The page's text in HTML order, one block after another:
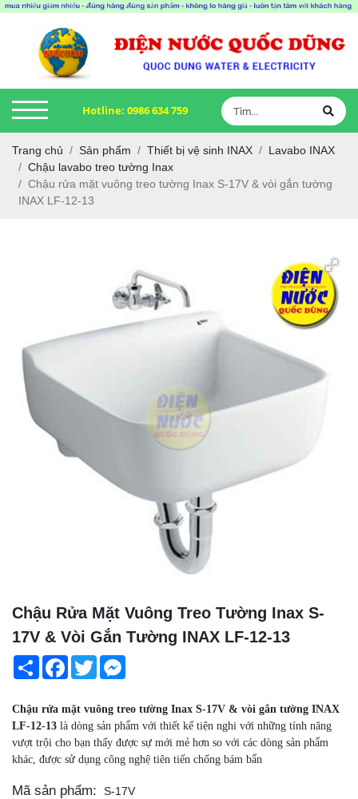
Hotline: 0986 634 759
Trang chủ Sản phẩm Thiết bị vệ sinh INAX
Lavabo INAX
Chậu lavabo treo tường Inax
Chậu rửa mặt vuông treo tường Inax S-17V & vòi gắn tường
INAX LF-12-13
Chậu Rửa Mặt Vuông Treo Tường Inax S-
17V & Vòi Gắn Tường INAX LF-12-13
Share Facebook
Twitter
Chậu rửa mặt vuông treo tường Inax S-17V & vòi gắn tường INAX
LF-12-13 là dòng sản phẩm với thiết kế tiện nghi với những tính năng
vượt trội cho bạn thấy được sự mới mẻ hơn so với các dòng sản phẩm
khác, được sử dụng công nghệ tiên tiến chống bám bẩn
Mã sản phẩm: S-17V